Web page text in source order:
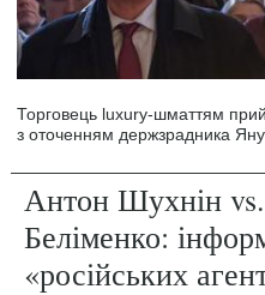
Торговець luxury-шматтям
з оточенням держзрадника
Антон Шухнін
Беліменко:
«російських